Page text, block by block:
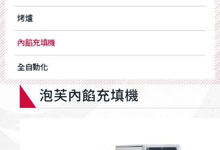
烤爐
內餡充填機
全自動化
泡芙內餡充填機